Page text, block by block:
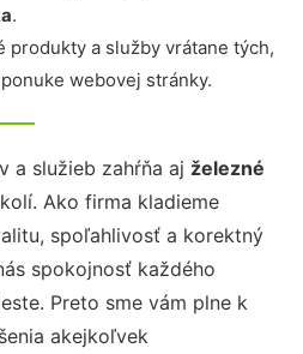
.
produkty a služby vrátane tých,
webovej stránky.
a služieb zahŕňa aj železné
Ako firma kladieme
spoľahlivosť a korektný
spokojnosť každého
Preto sme vám plne k
akejkoľvek